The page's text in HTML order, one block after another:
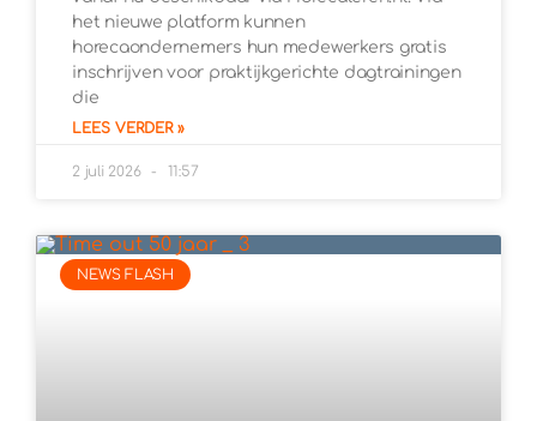
het nieuwe platform kunnen
horecaondernemers hun medewerkers gratis
inschrijven voor praktijkgerichte dagtrainingen
die
LEES VERDER »
2 juli 2026 11:57
NEWS FLASH